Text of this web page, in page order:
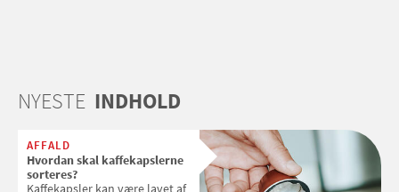
NYESTE INDHOLD
AFFALD
Hvordan skal kaffekapslerne
sorteres?
Kaffekapsler kan være lavet af